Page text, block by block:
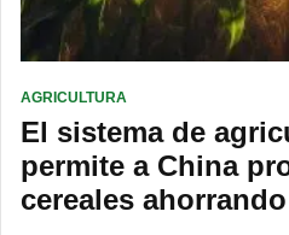
AGRICULTURA
El sistema de
permite a China
cereales